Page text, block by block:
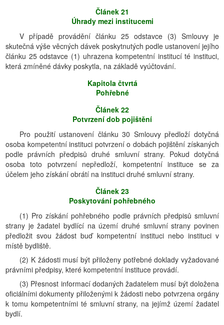
Článek 21
Úhrady mezi institucemi
V případě provádění článku 25 odstavce (3) Smlouvy je
skutečná výše věcných dávek poskytnutých podle ustanovení jejího
článku 25 odstavce (1) uhrazena kompetentní institucí té instituci,
která zmíněné dávky poskytla, na základě vyúčtování.
Kapitola čtvrtá
Pohřebné
Článek 22
Potvrzení dob pojištění
Pro použití ustanovení článku 30 Smlouvy předloží dotyčná
osoba kompetentní instituci potvrzení o dobách pojištění získaných
podle právních předpisů druhé smluvní strany. Pokud dotyčná
osoba toto potvrzení nepředloží, kompetentní instituce se za
účelem jeho získání obrátí na instituci druhé smluvní strany.
Článek 23
Poskytování pohřebného
(1) Pro získání pohřebného podle právních předpisů smluvní
strany je žadatel bydlící na území druhé smluvní strany povinen
předložit svou žádost buď kompetentní instituci nebo instituci v
místě bydliště.
(2) K žádosti musí být přiloženy potřebné doklady vyžadované
právními předpisy, které kompetentní instituce provádí.
(3) Přesnost informací dodaných žadatelem musí být doložena
oficiálními dokumenty přiloženými k žádosti nebo potvrzena orgány
k tomu kompetentními té smluvní strany, na jejímž území žadatel
bydlí.